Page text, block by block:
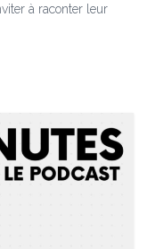
à raconter leur